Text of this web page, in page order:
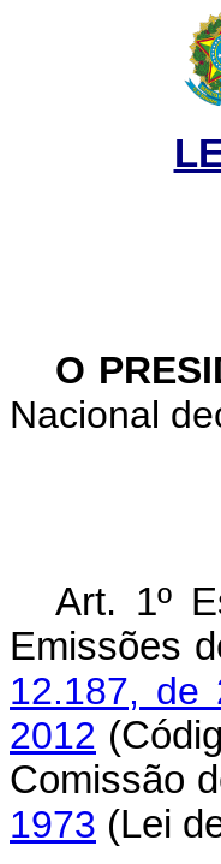
O
Nacional
Art. 1º
Emissões
12.187, de
2012
Comissão
1973 (Lei